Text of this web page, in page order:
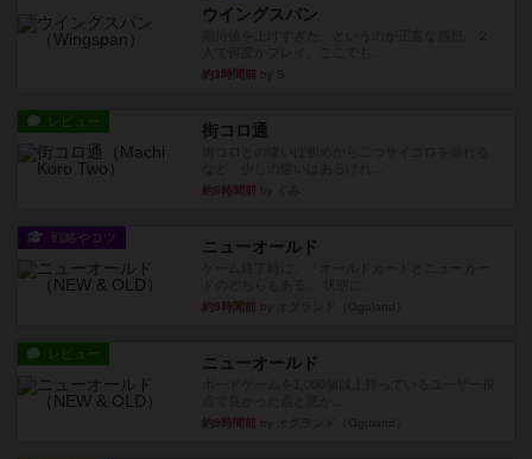
ウイングスパン
約3時間前
レビュー 街コロ通
約8時間前
戦略やコツ ニューオールド
約9時間前
レビュー ニューオールド
約9時間前